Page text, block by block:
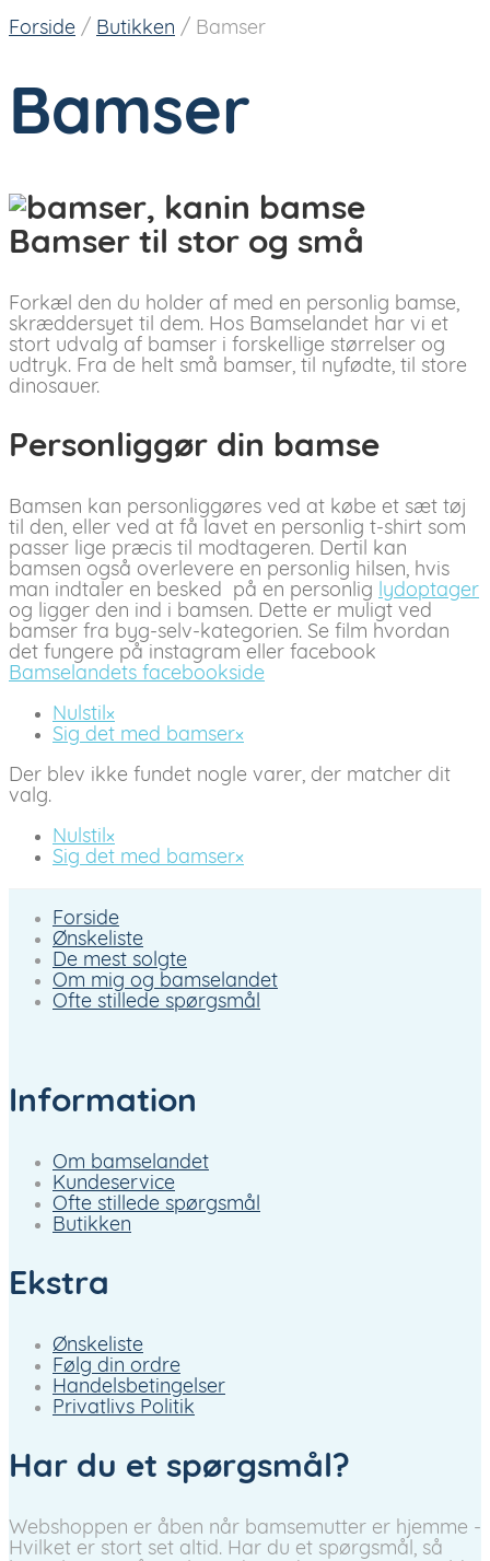
Forside / Butikken / Bamser
Bamser
Bamser til stor og små
Forkæl den du holder af med en personlig bamse,
skræddersyet til dem. Hos Bamselandet har vi et
stort udvalg af bamser i forskellige størrelser og
udtryk. Fra de helt små bamser, til nyfødte, til store
dinosauer.
Personliggør din bamse
Bamsen kan personliggøres ved at købe et sæt tøj
til den, eller ved at få lavet en personlig t-shirt som
passer lige præcis til modtageren. Dertil kan
bamsen også overlevere en personlig hilsen, hvis
man indtaler en besked på en personlig lydoptager
og ligger den ind i bamsen. Dette er muligt ved
bamser fra byg-selv-kategorien. Se film hvordan
det fungere på instagram eller facebook
Bamselandets facebookside
Nulstil ×
Sig det med bamser×
Der blev ikke fundet nogle varer, der matcher dit
valg.
Nulstil ×
Sig det med bamser×
Forside
Ønskeliste
De mest solgte
Om mig og bamselandet
Ofte stillede spørgsmål
Information
Om bamselandet
Kundeservice
Ofte stillede spørgsmål
Butikken
Ekstra
Ønskeliste
Følg din ordre
Handelsbetingelser
Privatlivs Politik
Har du et spørgsmål?
Webshoppen er åben når bamsemutter er hjemme -
Hvilket er stort set altid. Har du et spørgsmål, så